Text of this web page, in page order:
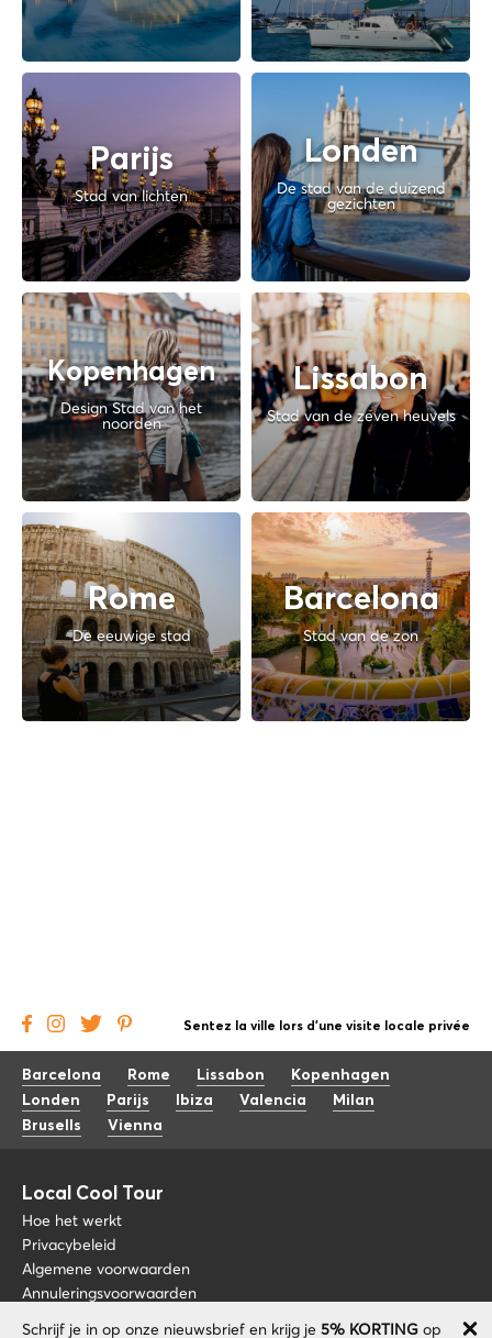
Parijs
Stad van lichten
Londen
De stad van de duizend
gezichten
Kopenhagen
Design Stad van het
noorden
Lissabon
Stad van de zeven heuvels
Rome
De eeuwige stad
Barcelona
Stad van de zon
Schrijf je in op onze nieuwsbrief en krijg je 5% KORTING op
Sentez la ville lors d'une visite locale privée
Barcelona Rome Lissabon
Kopenhagen
Londen
Parijs Ibiza Valencia
Milan
Brusells
Vienna
Local Cool Tour
Hoe het werkt
Privacybeleid
Algemene voorwaarden
Annuleringsvoorwaarden